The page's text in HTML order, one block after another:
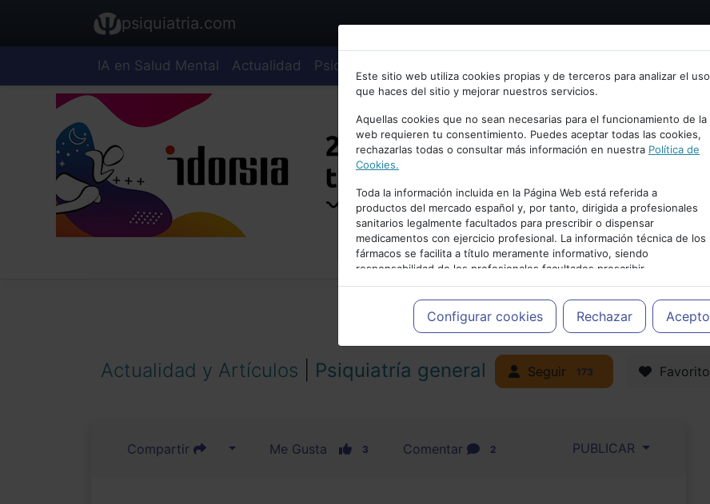
Bienvenid@ a psiquiatria.com
Escribe tu Email
Accede o regístrate con tu email.
Cancelar
psiquiatria.com
IA en Salud Mental Actualidad Psiquiatría
Este sitio web utiliza cookies propias y de terceros para analizar el uso
que haces del sitio y mejorar nuestros servicios.
Aquellas cookies que no sean necesarias para el funcionamiento de la
web requieren tu consentimiento. Puedes aceptar todas las cookies,
rechazarlas todas o consultar más información en nuestra Política de
Cookies.
Toda la información incluida en la Página Web está referida a
productos del mercado español y, por tanto, dirigida a profesionales
sanitarios legalmente facultados para prescribir o dispensar
medicamentos con ejercicio profesional. La información técnica de los
fármacos se facilita a título meramente informativo, siendo
responsabilidad de los profesionales facultados prescribir
medicamentos y decidir, en cada caso concreto, el tratamiento más
adecuado a las necesidades del paciente.
Configurar cookies Rechazar Acepto
PUBLICIDAD
Actualidad y Artículos Psiquiatría general Seguir 173 Favorito
Compartir Me Gusta 3 Comentar 2 PUBLICAR